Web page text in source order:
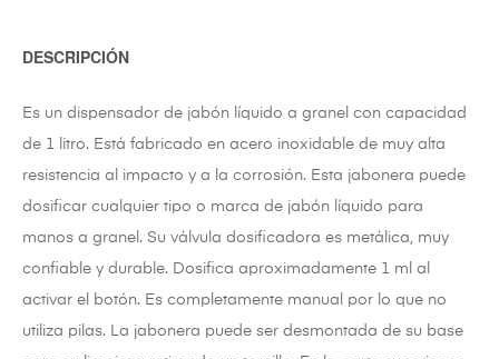
DESCRIPCIÓN
Es un dispensador de jabón líquido a granel con capacidad
de 1 litro. Está fabricado en acero inoxidable de muy alta
resistencia al impacto y a la corrosión. Esta jabonera puede
dosificar cualquier tipo o marca de jabón líquido para
manos a granel. Su válvula dosificadora es metálica, muy
confiable y durable. Dosifica aproximadamente 1 ml al
activar el botón. Es completamente manual por lo que no
utiliza pilas. La jabonera puede ser desmontada de su base